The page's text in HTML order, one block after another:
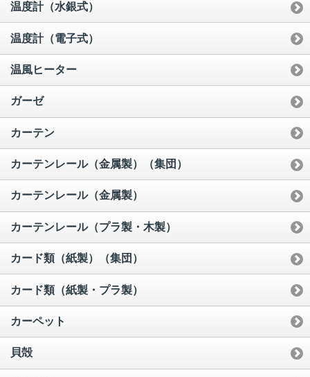
温度計（水銀式）
温度計（電子式）
温風ヒーター
ガーゼ
カーテン
カーテンレール（金属製）（集団）
カーテンレール（金属製）
カーテンレール（プラ製・木製）
カード類（紙製）（集団）
カード類（紙製・プラ製）
カーペット
貝殻